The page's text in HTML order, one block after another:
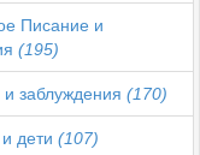
Писание и
(195)
заблуждения (170)
дети (107)